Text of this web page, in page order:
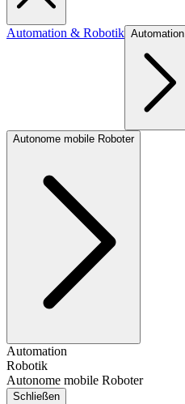
Automation & Robotik Automation
Autonome mobile Roboter
Automation
Robotik
Autonome mobile Roboter
Schließen